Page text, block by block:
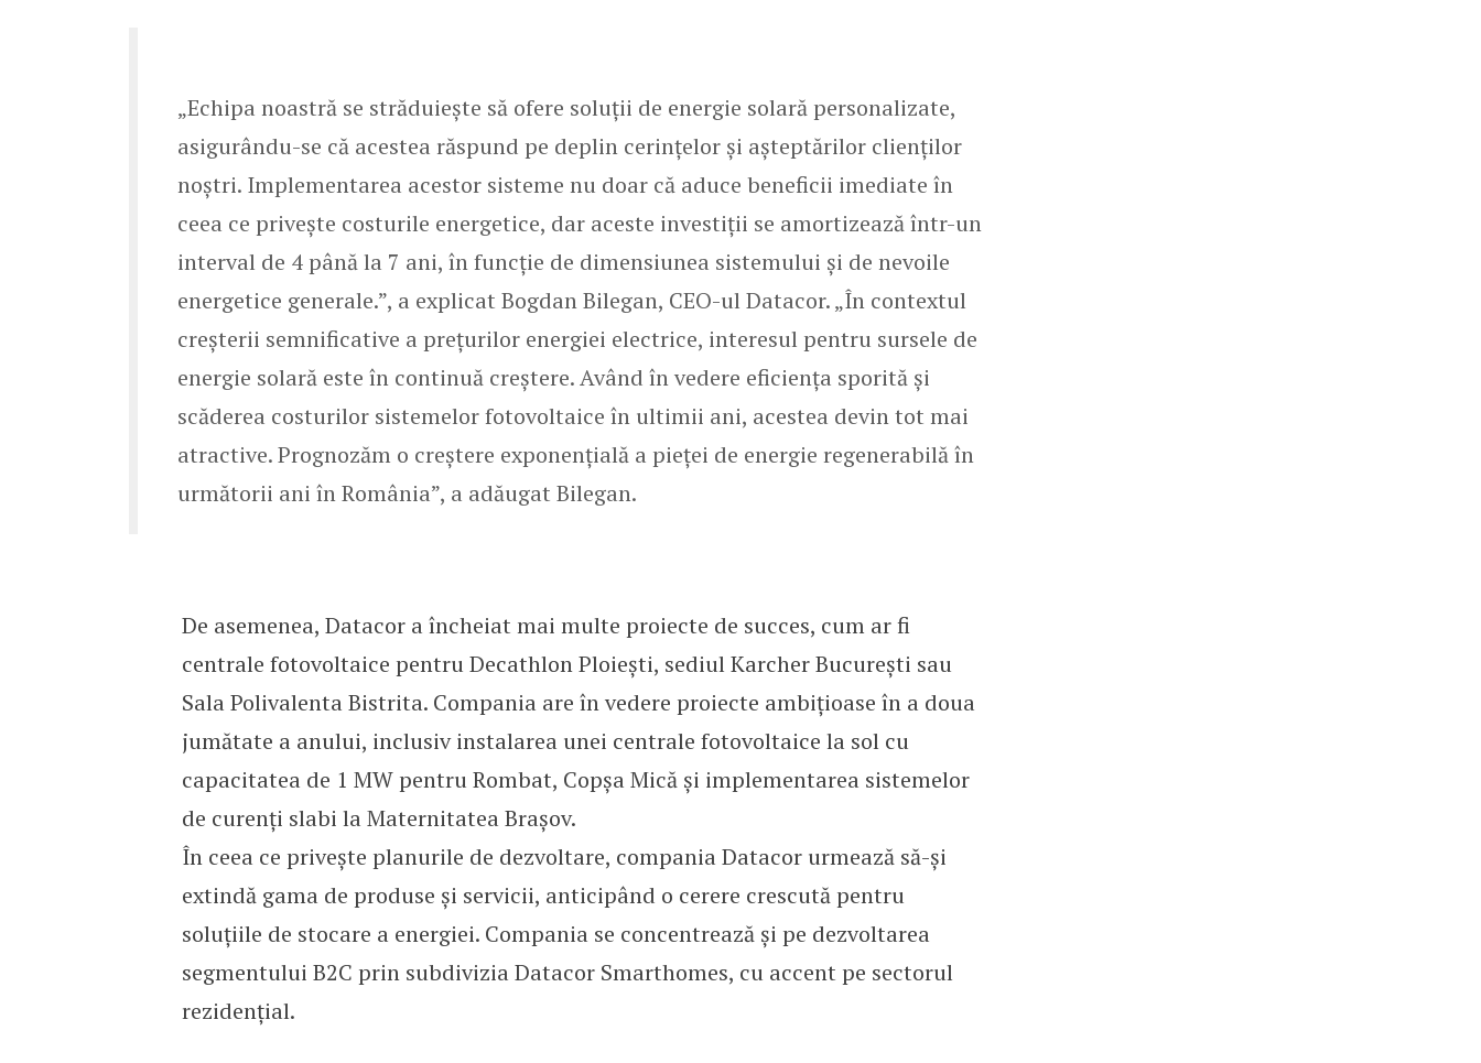
„Echipa noastră se străduiește să ofere soluții de energie solară personalizate,
asigurându-se că acestea răspund pe deplin cerințelor și așteptărilor clienților
noștri. Implementarea acestor sisteme nu doar că aduce beneficii imediate în
ceea ce privește costurile energetice, dar aceste investiții se amortizează într-un
interval de 4 până la 7 ani, în funcție de dimensiunea sistemului și de nevoile
energetice generale.”, a explicat Bogdan Bilegan, CEO-ul Datacor. „În contextul
creșterii semnificative a prețurilor energiei electrice, interesul pentru sursele de
energie solară este în continuă creștere. Având în vedere eficiența sporită și
scăderea costurilor sistemelor fotovoltaice în ultimii ani, acestea devin tot mai
atractive. Prognozăm o creștere exponențială a pieței de energie regenerabilă în
următorii ani în România”, a adăugat Bilegan.
De asemenea, Datacor a încheiat mai multe proiecte de succes, cum ar fi
centrale fotovoltaice pentru Decathlon Ploiești, sediul Karcher București sau
Sala Polivalenta Bistrita. Compania are în vedere proiecte ambițioase în a doua
jumătate a anului, inclusiv instalarea unei centrale fotovoltaice la sol cu
capacitatea de 1 MW pentru Rombat, Copșa Mică și implementarea sistemelor
de curenți slabi la Maternitatea Brașov.
În ceea ce privește planurile de dezvoltare, compania Datacor urmează să-și
extindă gama de produse și servicii, anticipând o cerere crescută pentru
soluțiile de stocare a energiei. Compania se concentrează și pe dezvoltarea
segmentului B2C prin subdivizia Datacor Smarthomes, cu accent pe sectorul
rezidențial.